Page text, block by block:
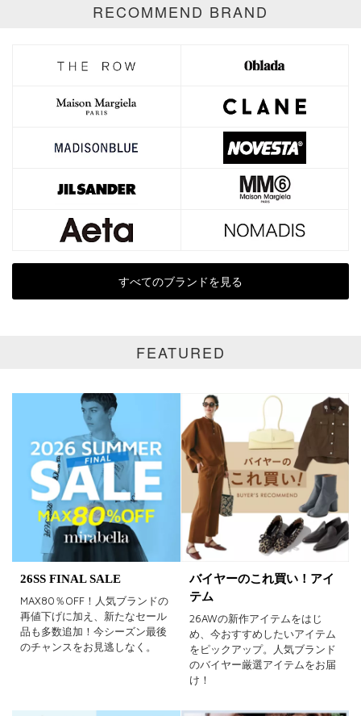
円～
通常商品
新着
ラスト1
在庫あり
カラー
ホワイト ブラック グレー
ベージュ オレンジ
イエロー レッド
パープル グリーン ブルー
シルバー
RECOMMEND BRAND
すべてのブランドを見る
FEATURED
26SS FINAL SALE
MAX80％OFF！人気ブランドの
再値下げに加え、新たなセール
品も多数追加！今シーズン最後
のチャンスをお見逃しなく。
バイヤーのこれ買い！アイ
テム
26AWの新作アイテムをはじ
め、今おすすめしたいアイテム
をピックアップ。人気ブランド
のバイヤー厳選アイテムをお届
け！